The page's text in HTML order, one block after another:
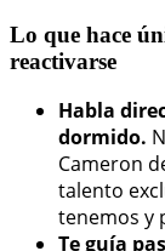
Lo que hace
reactivarse
Habla
dormido.
Cameron
talento
tenemos y
Te guía